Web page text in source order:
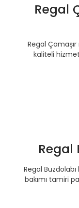
Regal
Regal
kaliteli
Regal
Regal
bakımı tamiri